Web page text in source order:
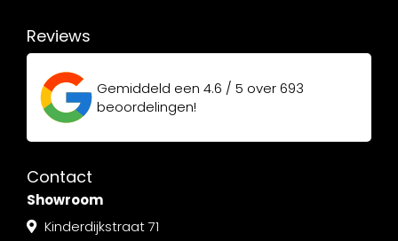
Reviews
Gemiddeld een 4.6 / 5 over693
beoordelingen!
Contact
Showroom
Kinderdijkstraat 71